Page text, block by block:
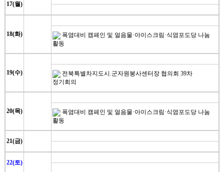
17(월)
18(화)
폭염대비 캠페인 및 얼음물·아이스크림·식염포도당 나눔
활동
19(수)
전북특별차지도시.군자원봉사센터장 협의회 39차
정기회의
20(목)
폭염대비 캠페인 및 얼음물·아이스크림·식염포도당 나눔
활동
21(금)
22(토)